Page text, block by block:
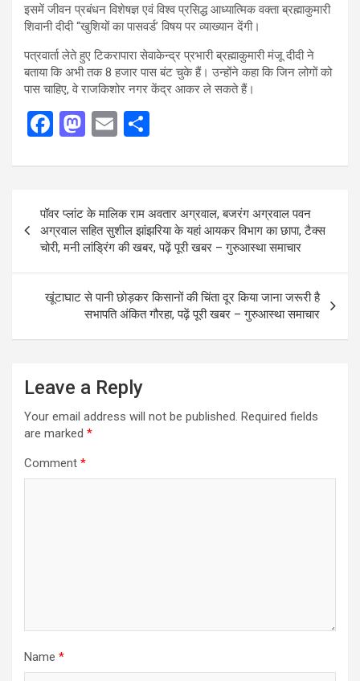
इसमें जीवन प्रबंधन विशेषज्ञ एवं विश्व प्रसिद्ध आध्यात्मिक वक्ता ब्रह्माकुमारी
शिवानी दीदी “खुशियों का पासवर्ड’ विषय पर व्याख्यान देंगी।
पत्रवार्ता लेते हुए टिकरापारा सेवाकेन्द्र प्रभारी ब्रह्माकुमारी मंजू दीदी ने
बताया कि अभी तक 8 हजार पास बंट चुके हैं। उन्होंने कहा कि जिन लोगों को
पास चाहिए, वे राजकिशोर नगर केंद्र आकर ले सकते हैं।
F
ce
o
o
k
M
st
o
d
o
n
E
ail ar
navigation
पॉवर प्लांट के मालिक राम अवतार अग्रवाल, बजरंग अग्रवाल पवन
अग्रवाल सहित सुशील झांझरिया के यहां आयकर विभाग का छापा, टैक्स
चोरी, मनी लांड्रिंग की खबर, पढ़ें पूरी खबर – गुरुआस्था समाचार
खूंटाघाट से पानी छोड़कर किसानों की चिंता दूर किया जाना जरूरी है
सभापति अंकित गौरहा, पढ़ें पूरी खबर – गुरुआस्था समाचार
Leave a Reply
Your email address will not be published. Required fields
are marked *
Comment *
Name *